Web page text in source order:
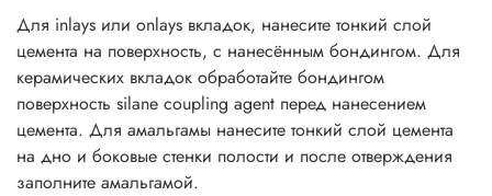
Для inlays или onlays вкладок, нанесите тонкий слой
цемента на поверхность, с нанесённым бондингом. Для
керамических вкладок обработайте бондингом
поверхность silane coupling agent перед нанесением
цемента. Для амальгамы нанесите тонкий слой цемента
на дно и боковые стенки полости и после отверждения
заполните амальгамой.